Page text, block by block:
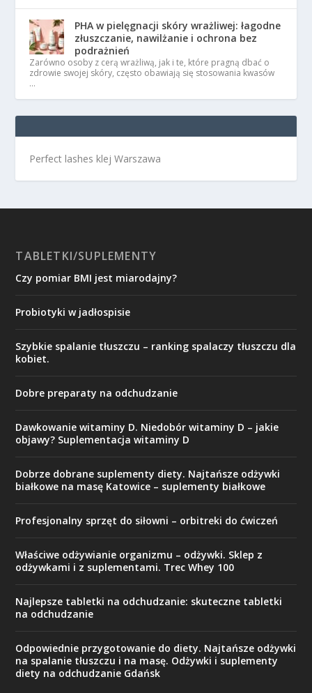
PHA w pielęgnacji skóry wrażliwej: łagodne
złuszczanie, nawilżanie i ochrona bez
podrażnień
Zarówno osoby z cerą wrażliwą, jak i te, które pragną dbać o
zdrowie swojej skóry, często obawiają się stosowania kwasów
…
Perfect lashes klej Warszawa
TABLETKI/SUPLEMENTY
Czy pomiar BMI jest miarodajny?
Probiotyki w jadłospisie
Szybkie spalanie tłuszczu – ranking spalaczy tłuszczu dla
kobiet.
Dobre preparaty na odchudzanie
Dawkowanie witaminy D. Niedobór witaminy D – jakie
objawy? Suplementacja witaminy D
Dobrze dobrane suplementy diety. Najtańsze odżywki
białkowe na masę Katowice – suplementy białkowe
Profesjonalny sprzęt do siłowni – orbitreki do ćwiczeń
Właściwe odżywianie organizmu – odżywki. Sklep z
odżywkami i z suplementami. Trec Whey 100
Najlepsze tabletki na odchudzanie: skuteczne tabletki
na odchudzanie
Odpowiednie przygotowanie do diety. Najtańsze odżywki
na spalanie tłuszczu i na masę. Odżywki i suplementy
diety na odchudzanie Gdańsk